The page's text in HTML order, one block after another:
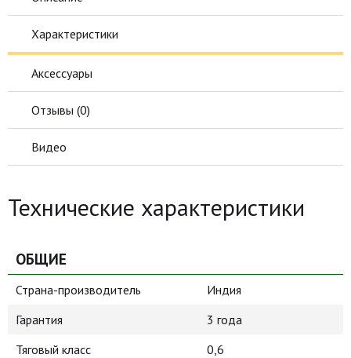
Характеристики
Аксессуары
Отзывы (0)
Видео
Технические характеристики
ОБЩИЕ
Страна-производитель
Индия
Гарантия
3 года
Тяговый класс
0,6